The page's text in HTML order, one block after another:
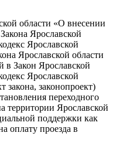
области «О внесении
Ярославской
Ярославской
Ярославской области
в Закон Ярославской
Ярославской
закона, законопроект)
переходного
территории Ярославской
поддержки как
оплату проезда в